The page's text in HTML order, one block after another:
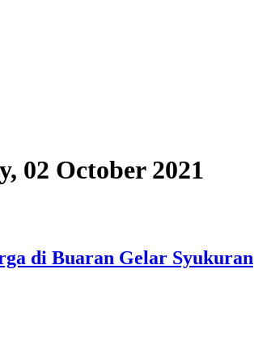
02 October 2021
di Buaran Gelar Syukuran